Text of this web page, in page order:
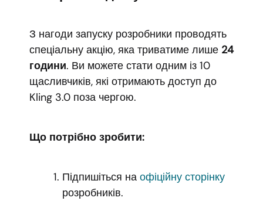
З нагоди запуску розробники проводять
спеціальну акцію, яка триватиме лише 24
години. Ви можете стати одним із 10
щасливчиків, які отримають доступ до
Kling 3.0 поза чергою.
Що потрібно зробити:
Підпишіться на офіційну сторінку
розробників.